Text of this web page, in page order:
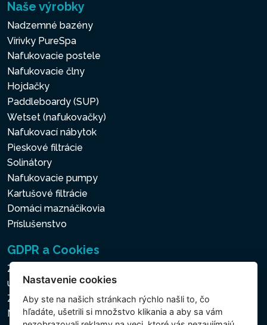
Naše výrobky
Nadzemné bazény
Vírivky PureSpa
Nafukovacie postele
Nafukovacie člny
Hojdačky
Paddleboardy (SUP)
Wetset (nafukovačky)
Nafukovací nábytok
Pieskové filtrácie
Solinátory
Nafukovacie pumpy
Kartušové filtrácie
Domáci maznáčikovia
Príslušenstvo
GDPR a Cookies
Zásady ochrany osobných a ďalších spracovávaných
údajov
Zásady používania súborov cookies
Nastavenie cookies
Nastavenie cookies
Aby ste na našich stránkach rýchlo našli to, čo
hľadáte, ušetrili si množstvo klikania a aby sa vám